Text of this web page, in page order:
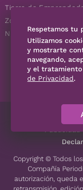
Tierra de
Zoociales
Nuevos Queretanos
Publicidad
Copyright © Todos
Compañía
autorización, queda
Respetamos tu
Utilizamos
y mostrarte
navegando,
y el
de Privacidad.